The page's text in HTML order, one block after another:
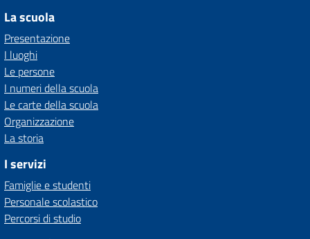
La scuola
Presentazione
I luoghi
Le persone
I numeri della scuola
Le carte della scuola
Organizzazione
La storia
I servizi
Famiglie e studenti
Personale scolastico
Percorsi di studio